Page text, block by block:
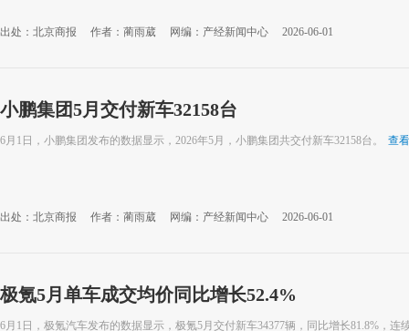
出处：北京商报 作者：蔺雨葳 网编：产经新闻中心 2026-06-01
小鹏集团5月交付新车32158台
6月1日，小鹏集团发布的数据显示，2026年5月，小鹏集团共交付新车32158台。 查
出处：北京商报 作者：蔺雨葳 网编：产经新闻中心 2026-06-01
极氪5月单车成交均价同比增长52.4%
6月1日，极氪汽车发布的数据显示，极氪5月交付新车34377辆，同比增长81.8%，连